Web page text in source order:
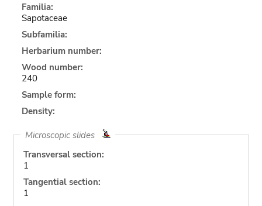
Familia:
Sapotaceae
Subfamilia:
Herbarium number:
Wood number:
240
Sample form:
Density:
Microscopic slides
Transversal section:
1
Tangential section:
1